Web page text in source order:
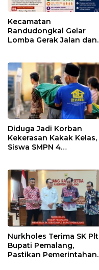
Kecamatan
Randudongkal Gelar
Lomba Gerak Jalan dan
Diduga Jadi Korban
Kekerasan Kakak Kelas,
Siswa SMPN 4
Nurkholes Terima SK Plt
Bupati Pemalang,
Pastikan Pemerintahan